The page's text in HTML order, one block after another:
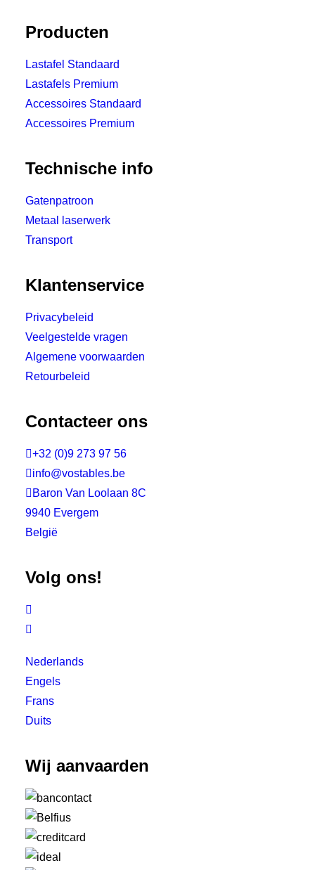
Producten
Lastafel Standaard
Lastafels Premium
Accessoires Standaard
Accessoires Premium
Technische info
Gatenpatroon
Metaal laserwerk
Transport
Klantenservice
Privacybeleid
Veelgestelde vragen
Algemene voorwaarden
Retourbeleid
Contacteer ons
+32 (0)9 273 97 56
info@vostables.be
 Baron Van Loolaan 8C
9940 Evergem
België
Volg ons!


Nederlands
Engels
Frans
Duits
Wij aanvaarden